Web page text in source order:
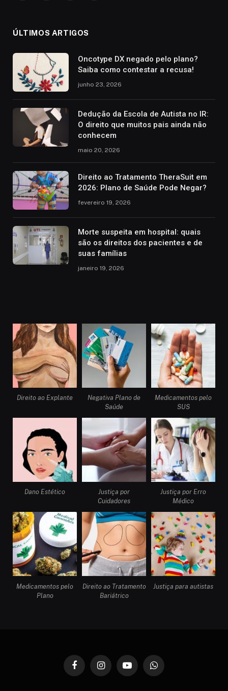
ÚLTIMOS ARTIGOS
Oncotype DX negado pelo plano?
Saiba como contestar a recusa!
junho 23, 2026
Dedução da Escola de Autista no IR:
O direito que muitos pais ainda não
conhecem
maio 20, 2026
Direito ao Tratamento TheraSuit em
2026: Plano de Saúde Pode Negar?
fevereiro 19, 2026
Morte suspeita em hospital: quais
são os direitos dos pacientes e de
suas famílias
janeiro 19, 2026
Direito ao Explante
Negativa Plano de
Saúde
Medicamentos pelo
SUS
Dano Estético
Justiça por
Cuidadores
Justiça por Erro
Médico
Medicamentos pelo
Plano
Direito ao Tratamento
Bariátrico
Justiça para autistas
FacebookInstagramYouTubeWhatsApp